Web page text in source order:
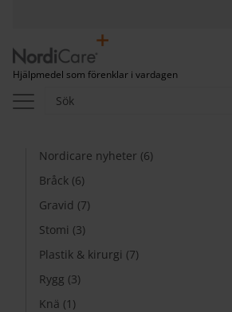
Hjälpmedel som förenklar i vardagen
Nordicare nyheter (6)
Bråck (6)
Gravid (7)
Stomi (3)
Plastik & kirurgi (7)
Rygg (3)
Knä (1)